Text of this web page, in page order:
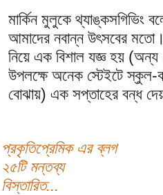
মার্কিন মুলুকে থ্যাঙ্কসগিভিং
আমাদের নবান্ন উৎসবের
নিয়ে এক বিশাল যজ্ঞ হয়
উপলক্ষে অনেক স্টেইটে স্কুল-
বোঝায়) এক সপ্তাহের বন্ধ
প্রকৃতিপ্রেমিক এর ব্লগ
২৫টি মন্তব্য
বিস্তারিত...